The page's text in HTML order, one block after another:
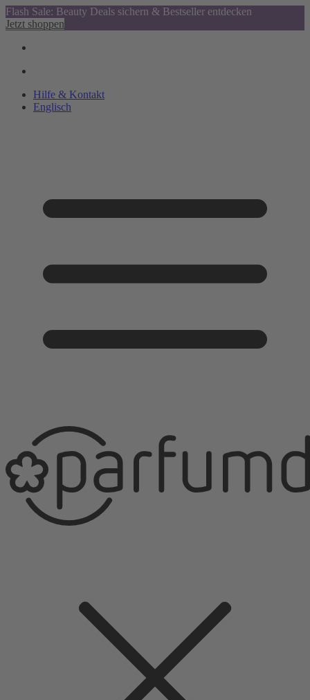
Flash Sale: Beauty Deals sichern & Bestseller entdecken
Jetzt shoppen
Hilfe & Kontakt
Englisch